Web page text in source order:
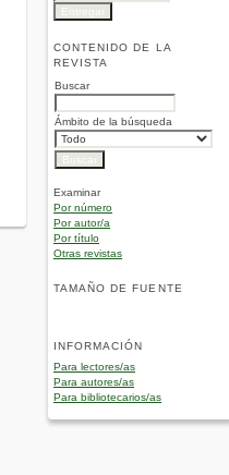
CONTENIDO DE LA
REVISTA
Buscar
Ámbito de la búsqueda
Examinar
Por número
Por autor/a
Por título
Otras revistas
TAMAÑO DE FUENTE
INFORMACIÓN
Para lectores/as
Para autores/as
Para bibliotecarios/as